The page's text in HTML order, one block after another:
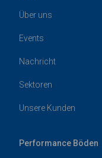
Über uns
Events
Nachricht
Sektoren
Unsere Kunden
Performance Böden